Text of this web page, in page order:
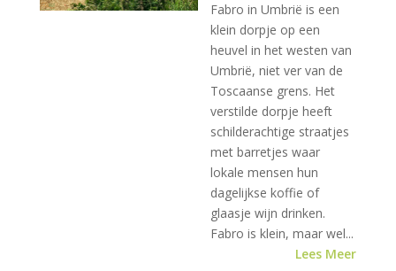
Fabro in Umbrië is een
klein dorpje op een
heuvel in het westen van
Umbrië, niet ver van de
Toscaanse grens. Het
verstilde dorpje heeft
schilderachtige straatjes
met barretjes waar
lokale mensen hun
dagelijkse koffie of
glaasje wijn drinken.
Fabro is klein, maar wel...
Lees Meer